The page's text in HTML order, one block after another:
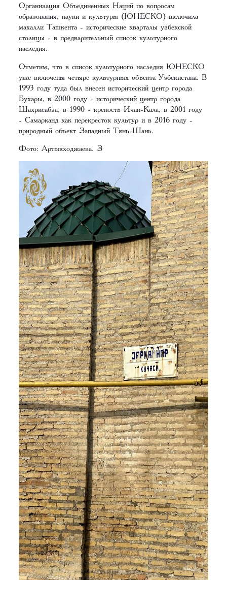
Организация Объединенных Наций по вопросам
образования, науки и культуры (ЮНЕСКО) включила
махалли Ташкента - исторические кварталы узбекской
столицы - в предварительный список культурного
наследия.
Отметим, что в список культурного наследия ЮНЕСКО
уже включены четыре культурных объекта Узбекистана. В
1993 году туда был внесен исторический центр города
Бухары, в 2000 году - исторический центр города
Шахрисабза, в 1990 - крепость Ичан-Кала, в 2001 году
- Самарканд как перекресток культур и в 2016 году -
природный объект Западный Тянь-Шань.
Фото: Артыкходжаева. З